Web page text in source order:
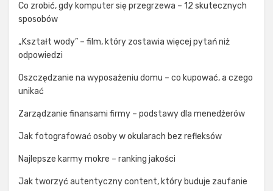
Co zrobić, gdy komputer się przegrzewa – 12 skutecznych
sposobów
„Kształt wody” – film, który zostawia więcej pytań niż
odpowiedzi
Oszczędzanie na wyposażeniu domu – co kupować, a czego
unikać
Zarządzanie finansami firmy – podstawy dla menedżerów
Jak fotografować osoby w okularach bez refleksów
Najlepsze karmy mokre – ranking jakości
Jak tworzyć autentyczny content, który buduje zaufanie